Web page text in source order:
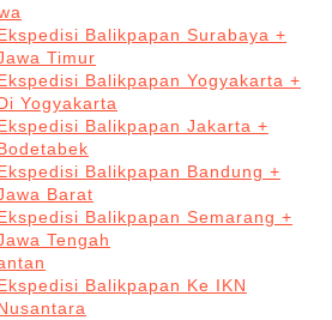
Balikpapan Surabaya +
Timur
Balikpapan Yogyakarta +
Yogyakarta
Balikpapan Jakarta +
Balikpapan Bandung +
Barat
Balikpapan Semarang +
Tengah
Balikpapan Ke IKN